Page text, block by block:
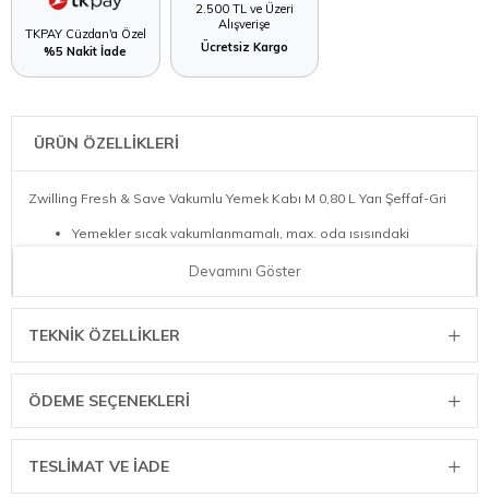
TKPAY Cüzdan'a Özel
%5 Nakit İade
2.500 TL ve Üzeri
Alışverişe
Ücretsiz Kargo
ÜRÜN ÖZELLİKLERİ
Zwilling Fresh & Save Vakumlu Yemek Kabı M 0,80 L Yarı Şeffaf-Gri
Yemekler sıcak vakumlanmamalı, max. oda ısısındaki
Devamını Göster
TEKNIK ÖZELLIKLER
ÖDEME SEÇENEKLERI
TESLİMAT VE İADE